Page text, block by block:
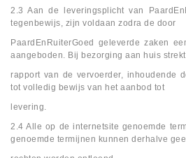
2.3 Aan de leveringsplicht van
tegenbewijs, zijn voldaan zodra de door
PaardEnRuiterGoed geleverde zaken
aangeboden. Bij bezorging aan huis
rapport van de vervoerder, inhoudende
tot volledig bewijs van het aanbod tot
levering.
2.4 Alle op de internetsite genoemde
genoemde termijnen kunnen derhalve